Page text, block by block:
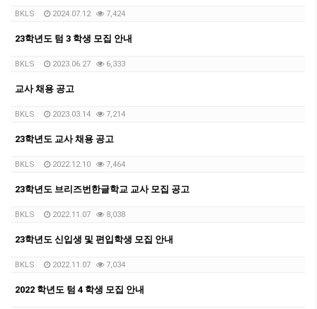
BKLS 2024.07.12 7,424
23학년도 텀 3 학생 모집 안내
BKLS 2023.06.27 6,333
교사 채용 공고
BKLS 2023.03.14 7,214
23학년도 교사 채용 공고
BKLS 2022.12.10 7,464
23학년도 브리즈번한글학교 교사 모집 공고
BKLS 2022.11.07 8,038
23학년도 신입생 및 편입학생 모집 안내
BKLS 2022.11.07 7,034
2022 학년도 텀 4 학생 모집 안내